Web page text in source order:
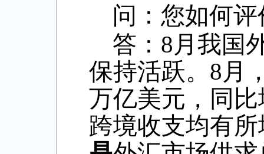
问：您如何评
答： 8月我国
保持活跃。 8月
万亿美元，同
跨境收支均有